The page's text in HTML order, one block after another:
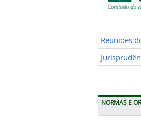
Reuniões
NORMAS E